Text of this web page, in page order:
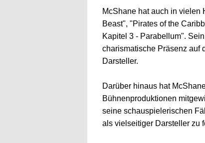
McShane hat auch in vielen
Beast", "Pirates of the
Kapitel 3 - Parabellum".
charismatische Präsenz auf
Darsteller.
Darüber hinaus hat
Bühnenproduktionen
seine schauspielerischen
als vielseitiger Darsteller zu